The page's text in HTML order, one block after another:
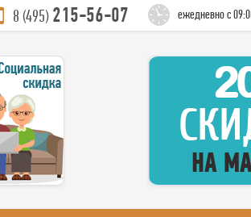
8 (495)215-56-07 ежедневно с